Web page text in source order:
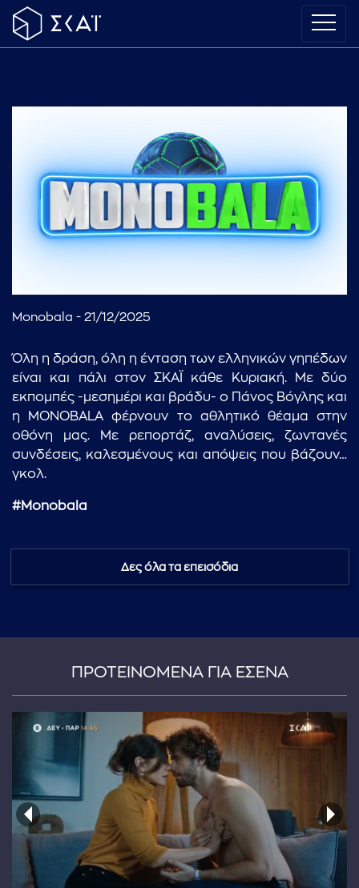
Monobala - 21/12/2025
Όλη η δράση, όλη η ένταση των ελληνικών γηπέδων
είναι και πάλι στον ΣΚΑΪ κάθε Κυριακή. Με δύο
εκπομπές -μεσημέρι και βράδυ- ο Πάνος Βόγλης και
η MONOBALA φέρνουν το αθλητικό θέαμα στην
οθόνη μας. Με ρεπορτάζ, αναλύσεις, ζωντανές
συνδέσεις, καλεσμένους και απόψεις που βάζουν…
γκολ.
#Monobala
Δες όλα τα επεισόδια
ΠΡΟΤΕΙΝΟΜΕΝΑ ΓΙΑ ΕΣΕΝΑ